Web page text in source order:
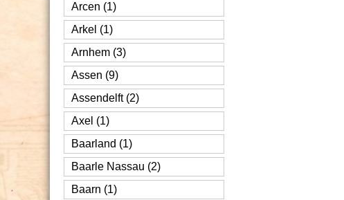
Arcen (1)
Arkel (1)
Arnhem (3)
Assen (9)
Assendelft (2)
Axel (1)
Baarland (1)
Baarle Nassau (2)
Baarn (1)